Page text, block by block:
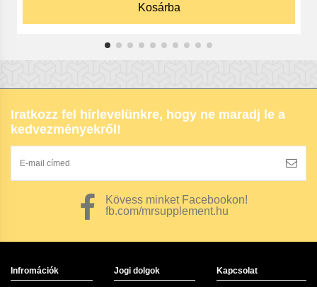
Kosárba
Iratkozz fel hírlevelünkre, hogy ne maradj le a
kedvezményekről!
Kövess minket Facebookon!
fb.com/mrsupplement.hu
Infromációk Jogi dolgok Kapcsolat